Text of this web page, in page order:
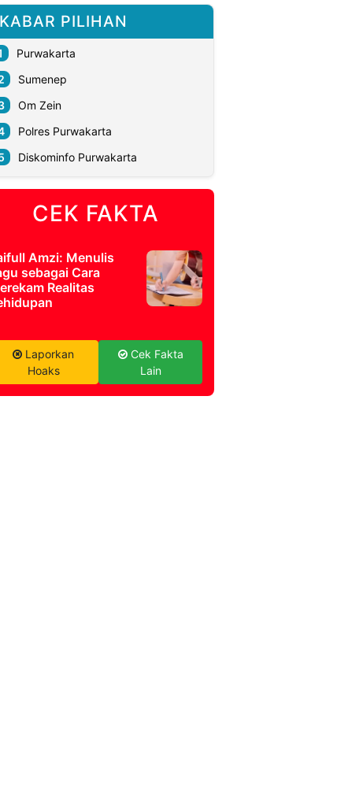
KABAR PILIHAN
Purwakarta
Sumenep
Om Zein
Polres Purwakarta
Diskominfo Purwakarta
CEK FAKTA
Amzi: Menulis
sebagai Cara
Realitas
Laporkan
Hoaks
Cek Fakta
Lain